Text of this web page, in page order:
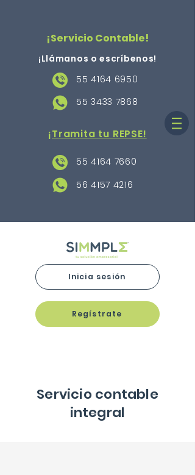
¡Servicio Contable!
¡Llámanos o escríbenos!
55 4164 6950
55 3433 7868
¡Tramita tu REPSE!
55 4164 7660
56 4157 4216
Inicia sesión
Regístrate
Servicio contable
integral